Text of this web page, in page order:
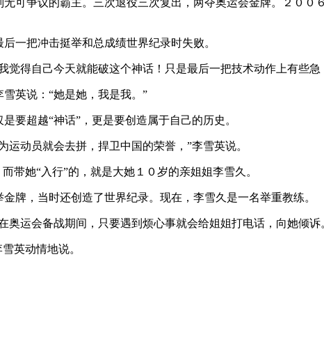
一把冲击挺举和总成绩世界纪录时失败。
得自己今天就能破这个神话！只是最后一把技术动作上有些急
英说：“她是她，我是我。”
要超越“神话”，更是要创造属于自己的历史。
动员就会去拼，捍卫中国的荣誉，”李雪英说。
带她“入行”的，就是大她１０岁的亲姐姐李雪久。
牌，当时还创造了世界纪录。现在，李雪久是一名举重教练。
运会备战期间，只要遇到烦心事就会给姐姐打电话，向她倾诉
英动情地说。